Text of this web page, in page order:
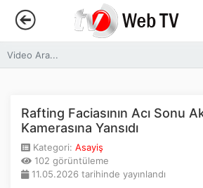
Anasayfa
Canlı Yayın
Kategoriler
Rafting Faciasının Acı Sonu
Kamerasına Yansıdı
Kategori: Asayiş
102 görüntüleme
11.05.2026 tarihinde yayınlandı